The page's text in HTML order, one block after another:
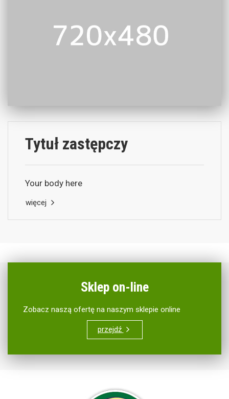
Tytuł zastępczy
Your body here
więcej
Sklep on-line
Zobacz naszą ofertę na naszym sklepie online
przejdź